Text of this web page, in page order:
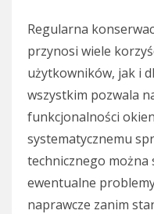
Regularna
przynosi wiele
użytkowników, jak i
wszystkim pozwala
funkcjonalności
systematycznemu
technicznego można
ewentualne
naprawcze zanim